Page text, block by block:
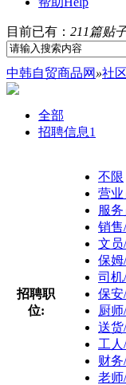
目前已有： 211篇贴
中韩自贸商品网 »社区
全部
招聘信息1
招聘职
位:
不限
营业
服
销售
文员
保姆
司机
保安
厨
送货
工
财
老